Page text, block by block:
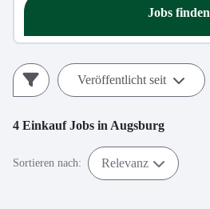
Jobs finden
Veröffentlicht seit
4 EinkaufJobs in Augsburg
Sortieren nach: Relevanz